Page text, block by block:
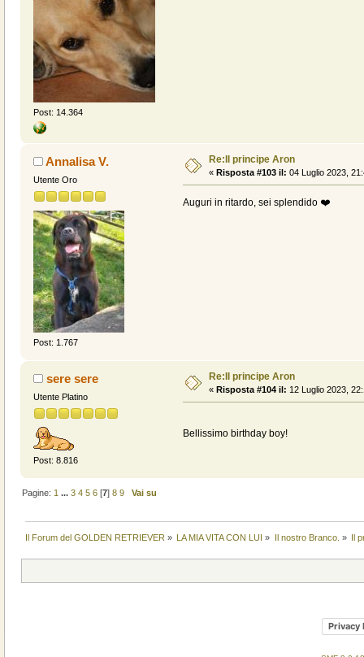
Post: 14.364
Annalisa V.
Utente Oro
Post: 1.767
Re:Il principe Aron
« Risposta #103 il: 04 Luglio 2023,
Auguri in ritardo, sei splendido ❤️
sere sere
Utente Platino
Post: 8.816
Re:Il principe Aron
« Risposta #104 il: 12 Luglio 2023,
Bellissimo birthday boy!
Pagine:1 ...3 4 5 6 [7]8 9 Vai su
Il Forum del GOLDEN RETRIEVER » LA MIA VITA CON LUI » Il nostro Branco. » Il
Privacy